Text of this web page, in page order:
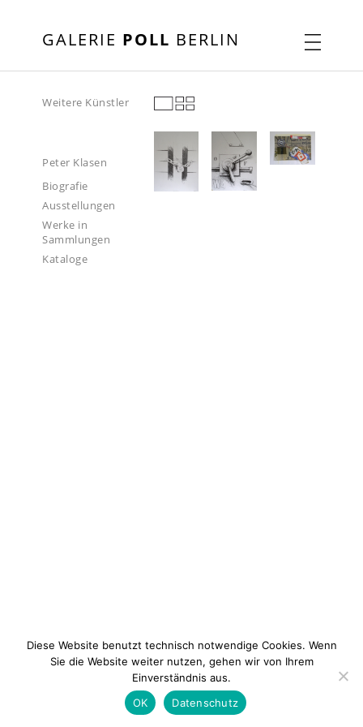
GALERIE POLL BERLIN
Weitere Künstler
Peter Klasen
Biografie
Ausstellungen
Werke in
Sammlungen
Kataloge
Kontakt Impressum
Diese Website benutzt technisch notwendige Cookies. Wenn
Sie die Website weiter nutzen, gehen wir von Ihrem
Einverständnis aus.
OK
Datenschutz